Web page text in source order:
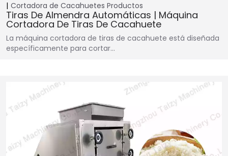
Cortadora de Cacahuetes Productos
Tiras De Almendra Automáticas | Máquina
Cortadora De Tiras De Cacahuete
La máquina cortadora de tiras de cacahuete está diseñada
específicamente para cortar…